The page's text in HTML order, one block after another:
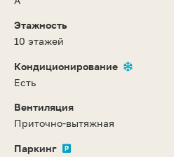
Этажность
10 этажей
Кондиционирование
Есть
Вентиляция
Приточно-вытяжная
Паркинг